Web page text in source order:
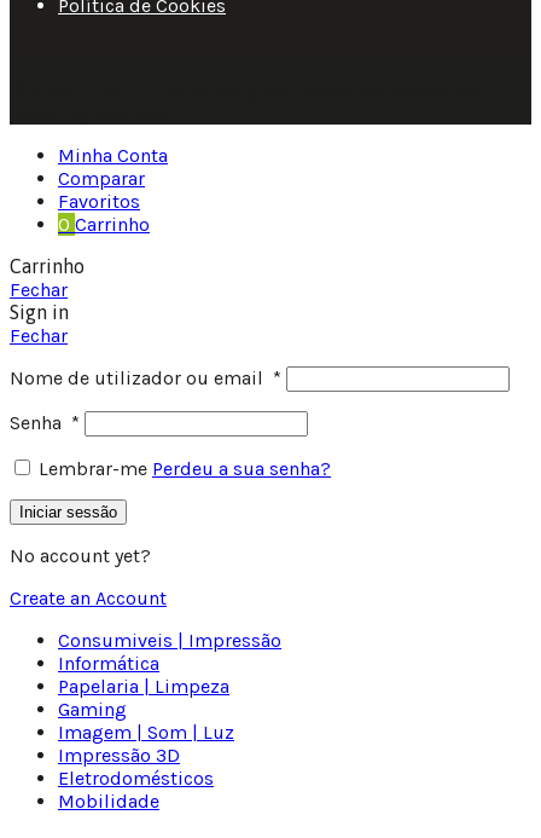
Política de Cookies
Minha Conta
Comparar
Favoritos
0 Carrinho
Carrinho
Fechar
Sign in
Fechar
Nome de utilizador ou email *
Senha *
Lembrar-me Perdeu a sua senha?
Iniciar sessão
No account yet?
Create an Account
Consumiveis | Impressão
Informática
Papelaria | Limpeza
Gaming
Imagem | Som | Luz
Impressão 3D
Eletrodomésticos
Mobilidade